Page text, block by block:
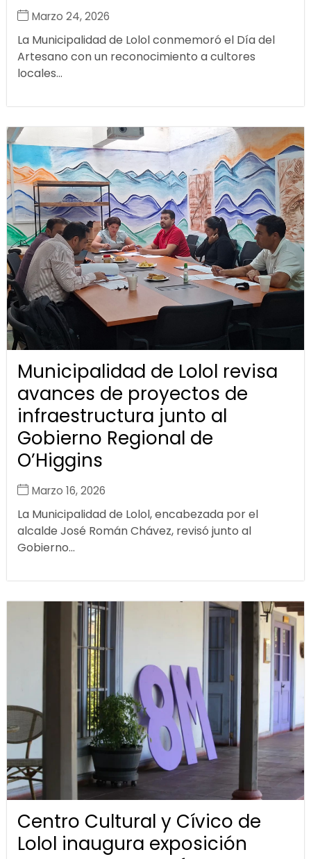
Marzo 24, 2026
La Municipalidad de Lolol conmemoró el Día del
Artesano con un reconocimiento a cultores
locales...
Municipalidad de Lolol revisa
avances de proyectos de
infraestructura junto al
Gobierno Regional de
O’Higgins
Marzo 16, 2026
La Municipalidad de Lolol, encabezada por el
alcalde José Román Chávez, revisó junto al
Gobierno...
Centro Cultural y Cívico de
Lolol inaugura exposición